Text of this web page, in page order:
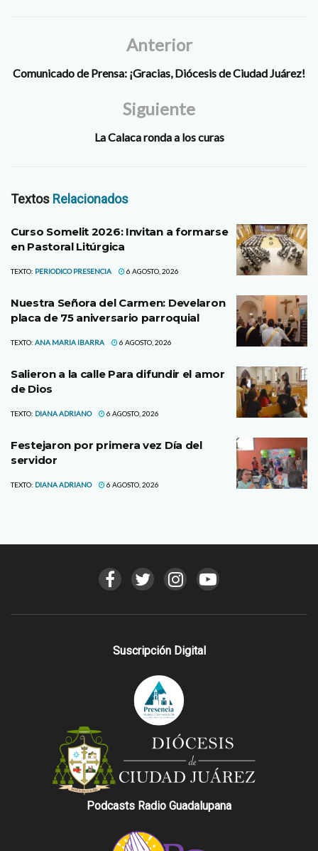
Anterior
Comunicado de Prensa: ¡Gracias, Diócesis de Ciudad Juárez!
Siguiente
La Calaca ronda a los curas
Textos Relacionados
Curso Somelit 2026: Invitan a formarse
en Pastoral Litúrgica
TEXTO: PERIODICO PRESENCIA 6 AGOSTO, 2026
Nuestra Señora del Carmen: Develaron
placa de 75 aniversario parroquial
TEXTO: ANA MARIA IBARRA 6 AGOSTO, 2026
Salieron a la calle Para difundir el amor
de Dios
TEXTO: DIANA ADRIANO 6 AGOSTO, 2026
Festejaron por primera vez Día del
servidor
TEXTO: DIANA ADRIANO 6 AGOSTO, 2026
Suscripción Digital
Podcasts Radio Guadalupana